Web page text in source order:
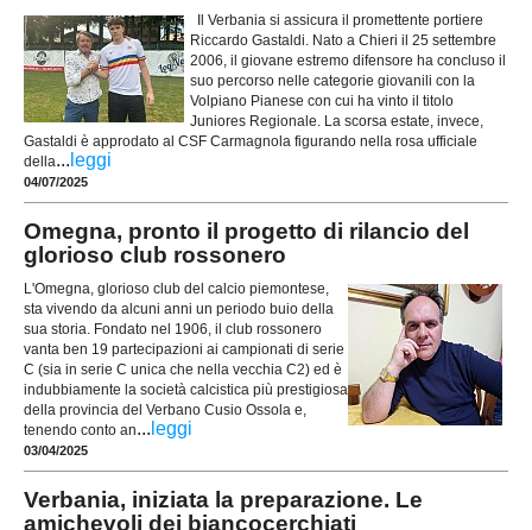
Il Verbania si assicura il promettente portiere
Riccardo Gastaldi. Nato a Chieri il 25 settembre
2006, il giovane estremo difensore ha concluso il
suo percorso nelle categorie giovanili con la
Volpiano Pianese con cui ha vinto il titolo
Juniores Regionale. La scorsa estate, invece,
Gastaldi è approdato al CSF Carmagnola figurando nella rosa ufficiale
della... leggi
04/07/2025
Omegna, pronto il progetto di rilancio del
glorioso club rossonero
L'Omegna, glorioso club del calcio piemontese,
sta vivendo da alcuni anni un periodo buio della
sua storia. Fondato nel 1906, il club rossonero
vanta ben 19 partecipazioni ai campionati di serie
C (sia in serie C unica che nella vecchia C2) ed è
indubbiamente la società calcistica più prestigiosa
della provincia del Verbano Cusio Ossola e,
tenendo conto an... leggi
03/04/2025
Verbania, iniziata la preparazione. Le
amichevoli dei biancocerchiati